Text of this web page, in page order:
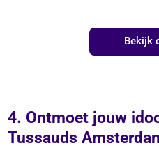
Bekijk
4. Ontmoet jouw
Tussauds